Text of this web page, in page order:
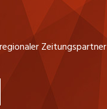
Zeitungspartner